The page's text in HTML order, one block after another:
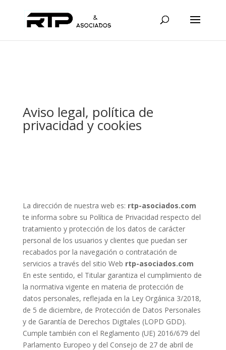
Aviso legal, política de
privacidad y cookies
La dirección de nuestra web es: rtp-asociados.com
te informa sobre su Política de Privacidad respecto del
tratamiento y protección de los datos de carácter
personal de los usuarios y clientes que puedan ser
recabados por la navegación o contratación de
servicios a través del sitio Web rtp-asociados.com
En este sentido, el Titular garantiza el cumplimiento de
la normativa vigente en materia de protección de
datos personales, reflejada en la Ley Orgánica 3/2018,
de 5 de diciembre, de Protección de Datos Personales
y de Garantía de Derechos Digitales (LOPD GDD).
Cumple también con el Reglamento (UE) 2016/679 del
Parlamento Europeo y del Consejo de 27 de abril de